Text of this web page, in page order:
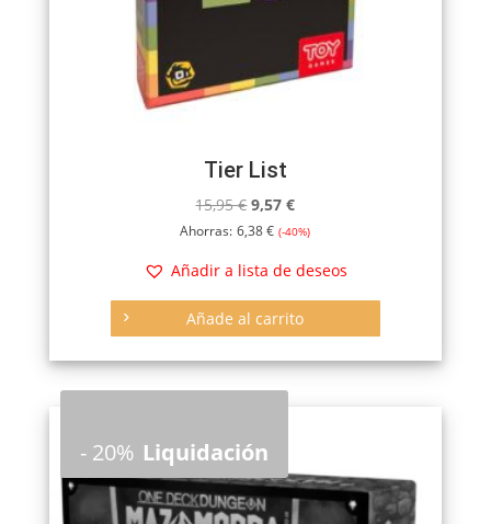
Tier List
15,95€El
precio
era:
15,95 €.
9,57€El
precio
es:
9,57 €.
Ahorras: 6,38€ (-40%)
Añadir a lista de deseos
Añade al carrito
-20% Liquidación